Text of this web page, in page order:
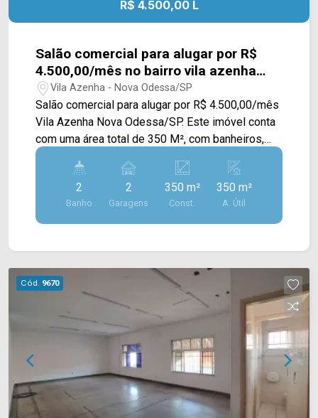
R$ 4.500,00 L
Salão comercial para alugar por R$
4.500,00/mês no bairro vila azenha
Nova Odessa/SP.
Vila Azenha - Nova Odessa/SP
Salão comercial para alugar por R$ 4.500,00/mês
Vila Azenha Nova Odessa/SP. Este imóvel conta
com uma área total de 350 M², com banheiros,
com cozinha, sala para escritório e recuo frontal
para veículos rotativo. Salão localizado na Av.
Antônio Rodrigues com Rua Dona Maria
Raposeira Azenha Azenha uma das melhores
avenidas da cidade próximo a área central
Sumaré e Americana. Entre em contato com a
equipe da Arbix Imóveis e agende a sua visita!!
WhatsApp e Telefone: (19) 3475-4546
2
Banho
2
Garagens
350 m²
Const.
350 m²
A. Útil
Cód. 9670